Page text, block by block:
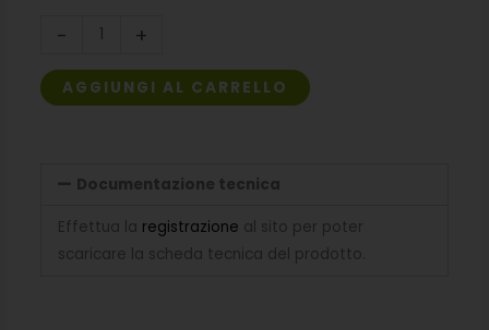
-
per
Delta
+
AGGIUNGI AL CARRELLO
Documentazione tecnica
Effettua la registrazione al sito per poter
scaricare la scheda tecnica del prodotto.